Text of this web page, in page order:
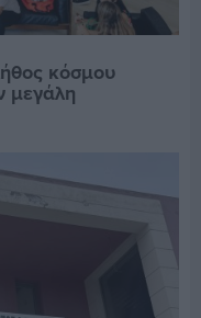
κόσμου
μεγάλη